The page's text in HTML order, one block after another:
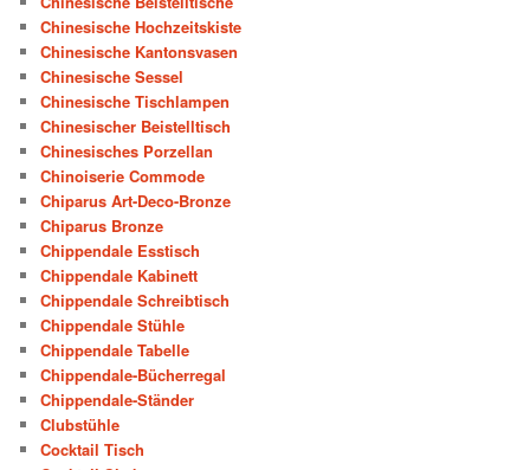
Chinesische Hochzeitskiste
Chinesische Kantonsvasen
Chinesische Sessel
Chinesische Tischlampen
Chinesischer Beistelltisch
Chinesisches Porzellan
Chinoiserie Commode
Chiparus Art-Deco-Bronze
Chiparus Bronze
Chippendale Esstisch
Chippendale Kabinett
Chippendale Schreibtisch
Chippendale Stühle
Chippendale Tabelle
Chippendale-Bücherregal
Chippendale-Ständer
Clubstühle
Cocktail Tisch